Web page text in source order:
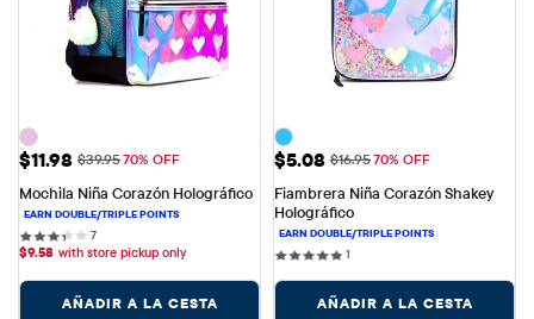
Precio de venta: $11.98
$11.98 Precio original: $39.95
$39.9570% OFF
Mochila Niña Corazón Holográfico
77 reviews
$9.58 with store pickup only
AÑADIR A LA CESTA
Precio de venta: $5.08
$5.08 Precio original: $16.95
$16.9570% OFF
Fiambrera Niña Corazón Shakey
Holográfico
1
AÑADIR A LA CESTA